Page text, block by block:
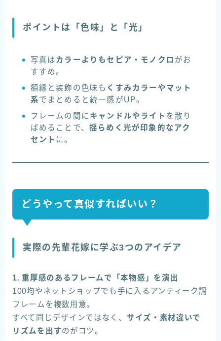
ポイントは「色味」と「光」
写真はカラーよりもセピア・モノクロ がお
すすめ。
額縁と装飾の色味も くすみカラーやマット
系でまとめると統一感がUP。
フレームの間に キャンドルやライト を散り
ばめることで、 揺らめく光が印象的なアク
セント に。
どうやって真似すればいい？
実際の先輩花嫁に学ぶ3つのアイデア
1. 重厚感のあるフレームで「本物感」を演出
100均やネットショップでも手に入るアンティーク調
フレームを複数用意。
すべて同じデザインではなく、 サイズ・素材違いで
リズムを出すのがコツ。